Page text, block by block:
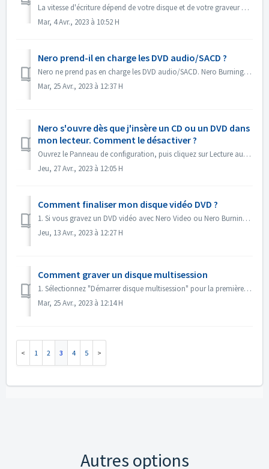
La vitesse d'écriture dépend de votre disque et de votre graveur de disque. Nero Burning ROM détecte automatiquement le graveur de disque et le disque e...
Mar, 4 Avr., 2023 à 10:52 H
Nero prend-il en charge les DVD audio/SACD ?
Nero ne prend pas en charge les DVD audio/SACD. Nero Burning ROM ne prend en charge que la gravure de CD audio en 44100 hz.
Mar, 25 Avr., 2023 à 12:37 H
Nero s'ouvre dès que j'insère un CD ou un DVD dans
mon lecteur. Comment le désactiver ?
Ouvrez le Panneau de configuration, puis cliquez sur Lecture automatique. Trouvez le paramètre de chaque DVD ou CD. Réglez le paramètre sur "Me demande...
Jeu, 27 Avr., 2023 à 12:05 H
Comment finaliser mon disque vidéo DVD ?
1. Si vous gravez un DVD vidéo avec Nero Video ou Nero Burning ROM, le disque sera finalisé automatiquement et pourra être lu sur la plupart des lecteurs. ...
Jeu, 13 Avr., 2023 à 12:27 H
Comment graver un disque multisession
1. Sélectionnez "Démarrer disque multisession" pour la première gravure. 2. Insérez à nouveau le disque gravé. Sélectionnez "Continuer disq...
Mar, 25 Avr., 2023 à 12:14 H
1 2 3 4 5
Autres options